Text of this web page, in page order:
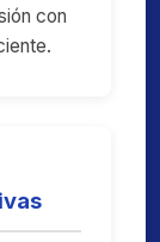
con